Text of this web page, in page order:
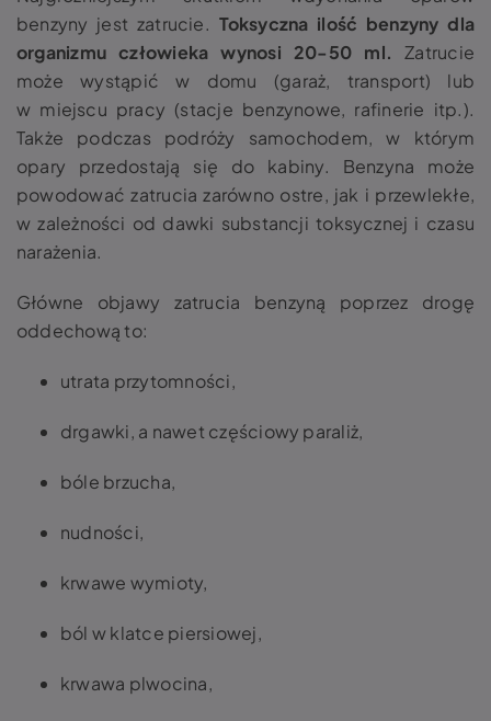
benzyny jest zatrucie. Toksyczna ilość benzyny dla
organizmu człowieka wynosi 20-50 ml. Zatrucie
może wystąpić w domu (garaż, transport) lub
w miejscu pracy (stacje benzynowe, rafinerie itp.).
Także podczas podróży samochodem, w którym
opary przedostają się do kabiny. Benzyna może
powodować zatrucia zarówno ostre, jak i przewlekłe,
w zależności od dawki substancji toksycznej i czasu
narażenia.
Główne objawy zatrucia benzyną poprzez drogę
oddechową to:
utrata przytomności,
drgawki, a nawet częściowy paraliż,
bóle brzucha,
nudności,
krwawe wymioty,
ból w klatce piersiowej,
krwawa plwocina,